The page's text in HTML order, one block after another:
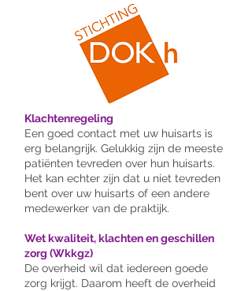
Klachtenregeling
Een goed contact met uw huisarts is
erg belangrijk. Gelukkig zijn de meeste
patiënten tevreden over hun huisarts.
Het kan echter zijn dat u niet tevreden
bent over uw huisarts of een andere
medewerker van de praktijk.
Wet kwaliteit, klachten en geschillen
zorg (Wkkgz)
De overheid wil dat iedereen goede
zorg krijgt. Daarom heeft de overheid